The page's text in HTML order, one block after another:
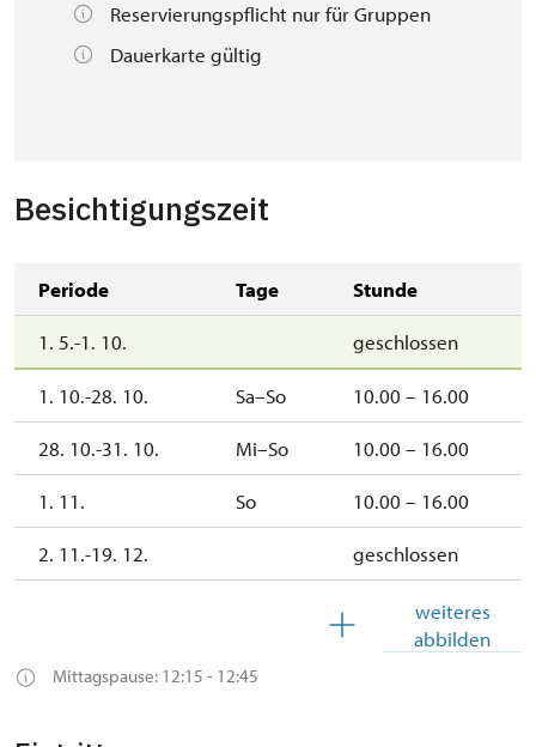
Reservierungspflicht nur für Gruppen
Dauerkarte gültig
Besichtigungszeit
Periode Tage Stunde
1. 5.-1. 10. geschlossen
1. 10.-28. 10. Sa–So 10.00 – 16.00
28. 10.-31. 10. Mi–So 10.00 – 16.00
1. 11. So 10.00 – 16.00
2. 11.-19. 12. geschlossen
10.00 –
15.00
26. 12.-31.
Mo, Di, Mi, Do, Sa,
weiteres
abbilden
Mittagspause: 12:15 - 12:45